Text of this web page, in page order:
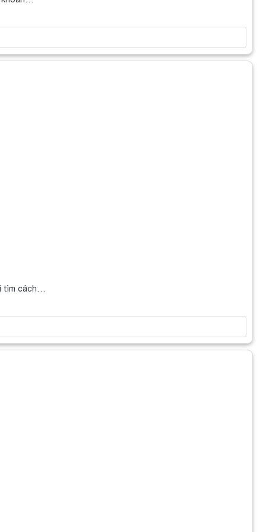
tìm cách…